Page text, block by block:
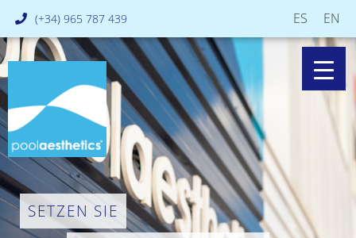
(+34) 965 787 439 ES EN
SETZEN SIE